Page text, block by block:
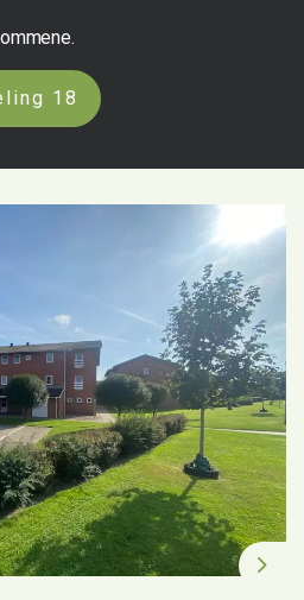
18
Next